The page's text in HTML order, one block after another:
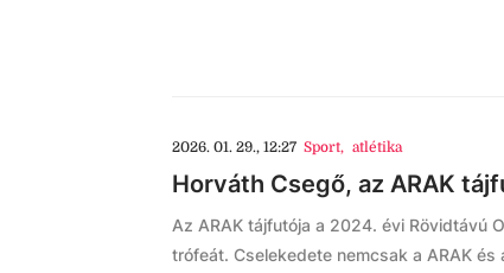
2026. 01. 29., 12:27 Sport, atlétika
Horváth Csegő, az ARAK
Az ARAK tájfutója a 2024. évi Rövidtávú
trófeát. Cselekedete nemcsak a ARAK